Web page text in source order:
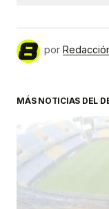
por
MÁS NOTICIAS DEL